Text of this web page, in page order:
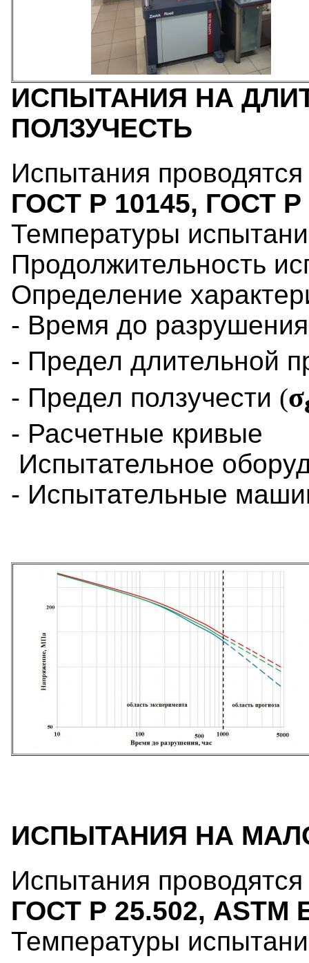
ИСПЫТАНИЯ НА
ПОЛЗУЧЕСТЬ
Испытания
ГОСТ Р 10145, ГОСТ Р
Температуры
Продолжительность
Определение
- Время до
- Предел длительной
- Предел ползучести (σ
- Расчетные кривые
Испытательное
- Испытательные
ИСПЫТАНИЯ НА
Испытания
ГОСТ Р 25.502, ASTM
Температуры